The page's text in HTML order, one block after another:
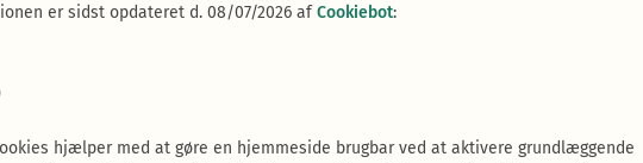
er sidst opdateret d. 08/07/2026 afCookiebot:
hjælper med at gøre en hjemmeside brugbar ved at aktivere grundlæggende